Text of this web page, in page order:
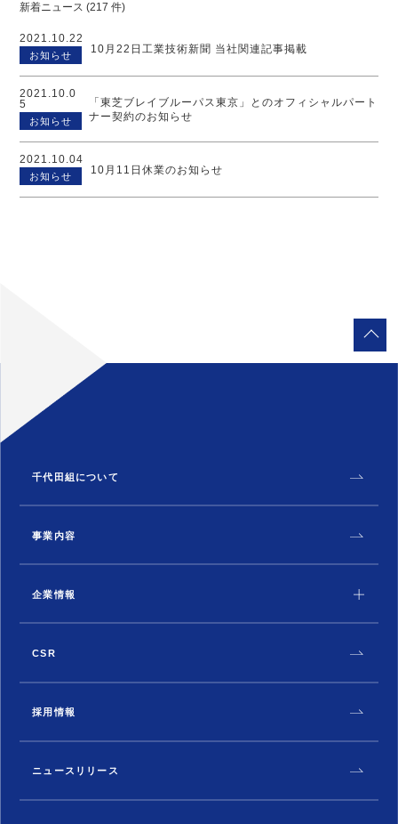
新着ニュース (217 件)
2021.10.22
お知らせ 10月22日工業技術新聞 当社関連記事掲載
2021.10.0
5
お知らせ
「東芝ブレイブルーパス東京」とのオフィシャルパート
ナー契約のお知らせ
2021.10.04
お知らせ 10月11日休業のお知らせ
千代田組について
事業内容
企業情報
CSR
採用情報
ニュースリリース